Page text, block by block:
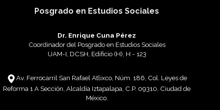
Posgrado en Estudios Sociales
Dr. Enrique Cuna Pérez
Coordinador del Posgrado en Estudios Sociales
UAM-I, DCSH, Edificio (H), H - 123
Av. Ferrocarril San Rafael Atlixco, Núm. 186, Col. Leyes de
Reforma 1 A Sección, Alcaldía Iztapalapa, C.P. 09310, Ciudad de
México.